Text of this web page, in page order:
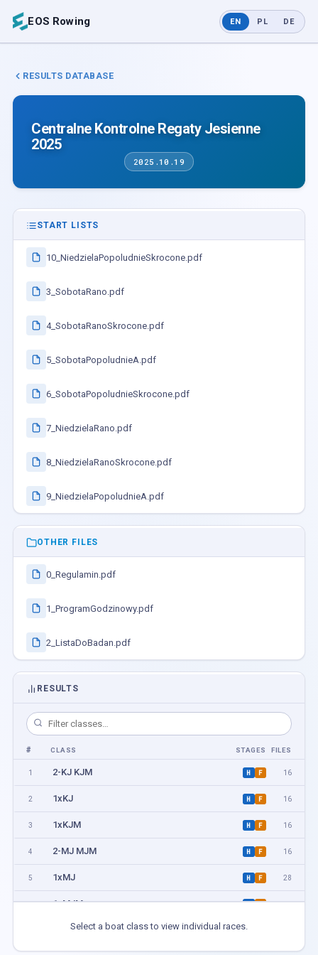
EOS Rowing EN PL DE
RESULTS DATABASE
Centralne Kontrolne Regaty Jesienne
2025
2025.10.19
START LISTS
10_NiedzielaPopoludnieSkrocone.pdf
3_SobotaRano.pdf
4_SobotaRanoSkrocone.pdf
5_SobotaPopoludnieA.pdf
6_SobotaPopoludnieSkrocone.pdf
7_NiedzielaRano.pdf
8_NiedzielaRanoSkrocone.pdf
9_NiedzielaPopoludnieA.pdf
OTHER FILES
0_Regulamin.pdf
1_ProgramGodzinowy.pdf
2_ListaDoBadan.pdf
RESULTS
# CLASS STAGES FILES
1 2-KJ KJM H F 16
2 1xKJ H F 16
3 1xKJM H F 16
4 2-MJ MJM H F 16
5 1xMJ H F 28
6 1xMJM H F 20
2-KA KB H
Select a boat class to view individual races.